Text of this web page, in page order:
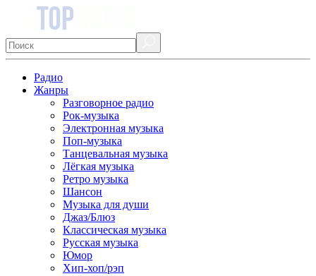
Радио
Жанры
Разговорное радио
Рок-музыка
Электронная музыка
Поп-музыка
Танцевальная музыка
Лёгкая музыка
Ретро музыка
Шансон
Музыка для души
Джаз/Блюз
Классическая музыка
Русская музыка
Юмор
Хип-хоп/рэп